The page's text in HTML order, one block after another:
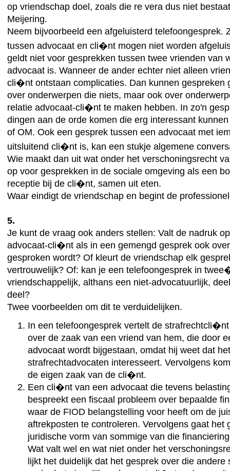
op vriendschap doel, zoals die re vera dus niet
Meijering.
Neem bijvoorbeeld een afgeluisterd telefoongesprek.
tussen advocaat en cli�nt mogen niet worden
geldt niet voor gesprekken tussen twee vrienden van
advocaat is. Wanneer de ander echter niet alleen
cli�nt ontstaan complicaties. Dan kunnen gespreken
over onderwerpen die niets, maar ook over
relatie advocaat-cli�nt te maken hebben. In zo'n
dingen aan de orde komen die erg interessant
of OM. Ook een gesprek tussen een advocaat met
uitsluitend cli�nt is, kan een stukje algemene
Wie maakt dan uit wat onder het verschoningsrecht
op voor gesprekken in de sociale omgeving als een
receptie bij de cli�nt, samen uit eten.
Waar eindigt de vriendschap en begint de
5.
Je kunt de vraag ook anders stellen: Valt de nadruk
advocaat-cli�nt als in een gemengd gesprek ook
gesproken wordt? Of kleurt de vriendschap elk
vertrouwelijk? Of: kan je een telefoongesprek in
vriendschappelijk, althans een niet-advocatuurlijk,
deel?
Twee voorbeelden om dit te verduidelijken.
In een telefoongesprek vertelt de
over de zaak van een vriend van hem, die door
advocaat wordt bijgestaan, omdat hij weet dat
strafrechtadvocaten interesseert. Vervolgens
de eigen zaak van de cli�nt.
Een cli�nt van een advocaat die tevens
bespreekt een fiscaal probleem over bepaalde
waar de FIOD belangstelling voor heeft om de
aftrekposten te controleren. Vervolgens gaat het
juridische vorm van sommige van die
Wat valt wel en wat niet onder het
lijkt het duidelijk dat het gesprek over die andere